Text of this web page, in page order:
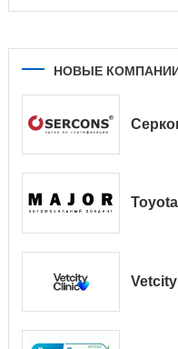
НОВЫЕ